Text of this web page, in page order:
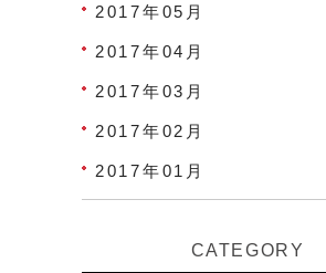
2017年05月
2017年04月
2017年03月
2017年02月
2017年01月
CATEGORY